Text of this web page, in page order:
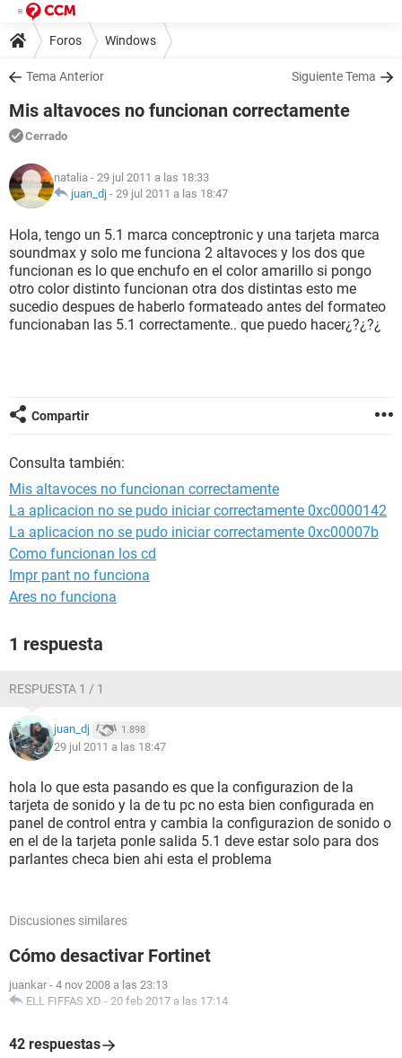
Foros Windows
Tema Anterior Siguiente Tema
Mis altavoces no funcionan correctamente
Cerrado
natalia - 29 jul 2011 a las 18:33
juan_dj - 29 jul 2011 a las 18:47
Hola, tengo un 5.1 marca conceptronic y una tarjeta marca
soundmax y solo me funciona 2 altavoces y los dos que
funcionan es lo que enchufo en el color amarillo si pongo
otro color distinto funcionan otra dos distintas esto me
sucedio despues de haberlo formateado antes del formateo
funcionaban las 5.1 correctamente.. que puedo hacer¿?¿?¿
Compartir
Consulta también:
Mis altavoces no funcionan correctamente
La aplicacion no se pudo iniciar correctamente 0xc0000142
La aplicacion no se pudo iniciar correctamente 0xc00007b
Como funcionan los cd
Impr pant no funciona
Ares no funciona
1 respuesta
RESPUESTA 1 / 1
juan_dj 1.898
29 jul 2011 a las 18:47
hola lo que esta pasando es que la configurazion de la
tarjeta de sonido y la de tu pc no esta bien configurada en
panel de control entra y cambia la configurazion de sonido o
en el de la tarjeta ponle salida 5.1 deve estar solo para dos
parlantes checa bien ahi esta el problema
Discusiones similares
Cómo desactivar Fortinet
juankar - 4 nov 2008 a las 23:13
ELL FIFFAS XD - 20 feb 2017 a las 17:14
42 respuestas